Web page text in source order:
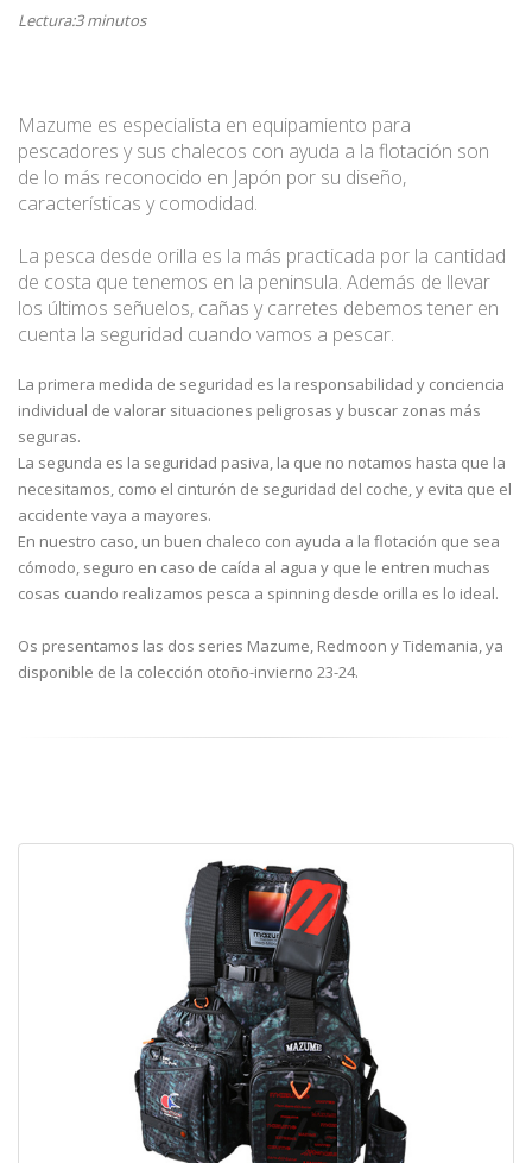
Lectura:3 minutos
Mazume es especialista en equipamiento para
pescadores y sus chalecos con ayuda a la flotación son
de lo más reconocido en Japón por su diseño,
características y comodidad.
La pesca desde orilla es la más practicada por la cantidad
de costa que tenemos en la peninsula. Además de llevar
los últimos señuelos, cañas y carretes debemos tener en
cuenta la seguridad cuando vamos a pescar.
La primera medida de seguridad es la responsabilidad y conciencia
individual de valorar situaciones peligrosas y buscar zonas más
seguras.
La segunda es la seguridad pasiva, la que no notamos hasta que la
necesitamos, como el cinturón de seguridad del coche, y evita que el
accidente vaya a mayores.
En nuestro caso, un buen chaleco con ayuda a la flotación que sea
cómodo, seguro en caso de caída al agua y que le entren muchas
cosas cuando realizamos pesca a spinning desde orilla es lo ideal.
Os presentamos las dos series Mazume, Redmoon y Tidemania, ya
disponible de la colección otoño-invierno 23-24.